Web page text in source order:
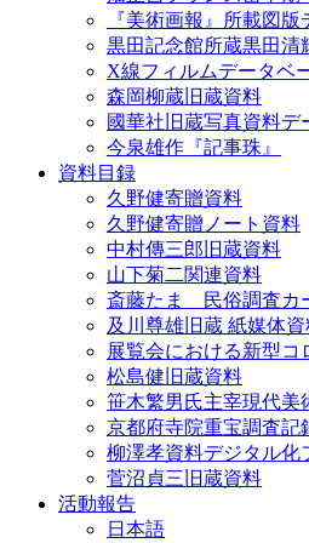
『美術画報』所載図版
黒田記念館所蔵黒田清
X線フィルムデータベ
森岡柳蔵旧蔵資料
國華社旧蔵写真資料デ
今泉雄作『記事珠』
資料目録
久野健寄贈資料
久野健寄贈ノート資料
中村傳三郎旧蔵資料
山下菊二関連資料
斎藤たま 民俗調査カ
及川尊雄旧蔵 紙媒体
展覧会における新型コ
松島健旧蔵資料
笹木繁男氏主宰現代美
京都府寺院重宝調査記
柳澤孝資料デジタル化
菅沼貞三旧蔵資料
活動報告
日本語